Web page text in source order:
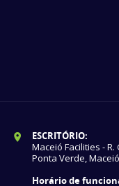
ESCRITÓRIO:
Maceió Facilities - R.
Ponta Verde,
Horário de